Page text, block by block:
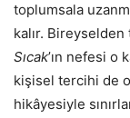
toplumsala
kalır.
Sıcak’ın nefesi o
kişisel tercihi de
hikâyesiyle